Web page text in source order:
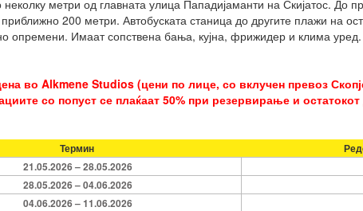
метри од главната улица Пападијаманти на Скијатос. До
200 метри. Автобуската станица до другите плажи на
опремени. Имаат сопствена бања, кујна, фрижидер и клима уред.
во Alkmene Studios (цени по лице, со вклучен превоз
со попуст се плаќаат 50% при резервирање и
Термин
21.05.2026 – 28.05.2026
28.05.2026 – 04.06.2026
04.06.2026 – 11.06.2026